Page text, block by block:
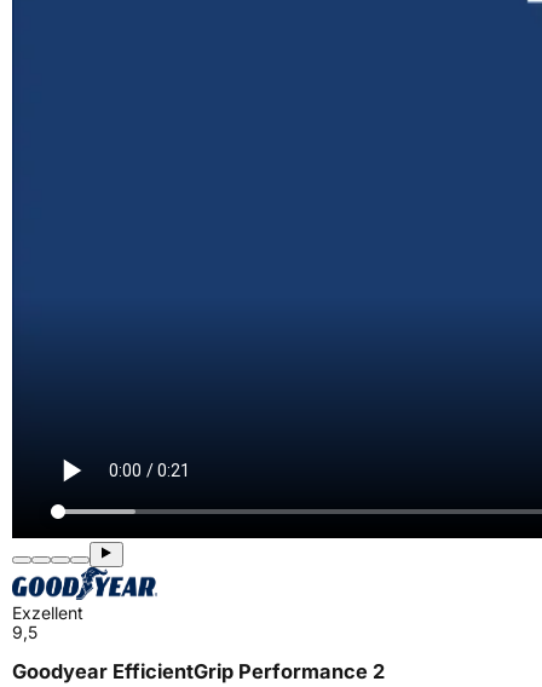
Exzellent
9,5
Goodyear EfficientGrip Performance 2